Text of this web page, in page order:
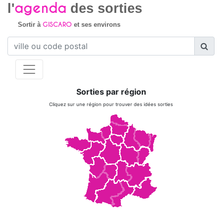
l'agenda des sorties
Sortir à GISCAROet ses environs
Sorties par région
Cliquez sur une région pour trouver des idées sorties